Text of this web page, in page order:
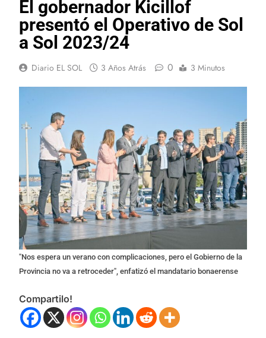
El gobernador Kicillof
presentó el Operativo de Sol
a Sol 2023/24
Diario EL SOL 3 Años Atrás 0 3 Minutos
"Nos espera un verano con complicaciones, pero el Gobierno de la
Provincia no va a retroceder", enfatizó el mandatario bonaerense
Compartilo!